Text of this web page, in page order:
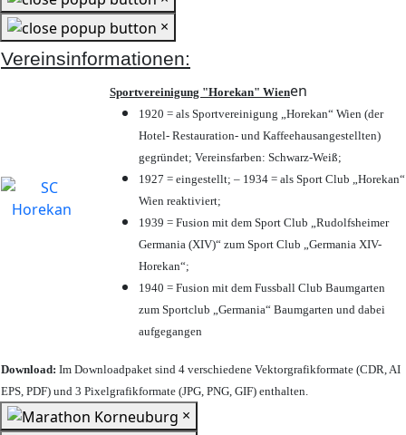
×
Vereinsinformationen:
Sportvereinigung "Horekan" Wienen
1920 = als Sportvereinigung „Horekan“ Wien (der
Hotel- Restauration- und Kaffeehausangestellten)
gegründet; Vereinsfarben: Schwarz-Weiß;
1927 = eingestellt; – 1934 = als Sport Club „Horekan“
Wien reaktiviert;
1939 = Fusion mit dem Sport Club „Rudolfsheimer
Germania (XIV)“ zum Sport Club „Germania XIV-
Horekan“;
1940 = Fusion mit dem Fussball Club Baumgarten
zum Sportclub „Germania“ Baumgarten und dabei
aufgegangen
Download: Im Downloadpaket sind 4 verschiedene Vektorgrafikformate (CDR, AI
EPS, PDF) und 3 Pixelgrafikformate (JPG, PNG, GIF) enthalten.
×